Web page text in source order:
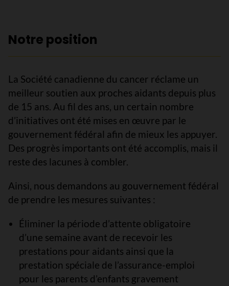
Notre position
La Société canadienne du cancer réclame un
meilleur soutien aux proches aidants depuis plus
de 15 ans. Au fil des ans, un certain nombre
d’initiatives ont été mises en œuvre par le
gouvernement fédéral afin de mieux les appuyer.
Des progrès importants ont été accomplis, mais il
reste des lacunes à combler.
Ainsi, nous demandons au gouvernement fédéral
de prendre les mesures suivantes :
Éliminer la période d’attente obligatoire
d’une semaine avant de recevoir les
prestations pour aidants ainsi que la
prestation spéciale de l’assurance-emploi
pour les parents d’enfants gravement